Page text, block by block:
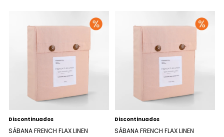
Discontinuados
SÁBANA FRENCH FLAX LINEN
Discontinuados
SÁBANA FRENCH FLAX LINEN